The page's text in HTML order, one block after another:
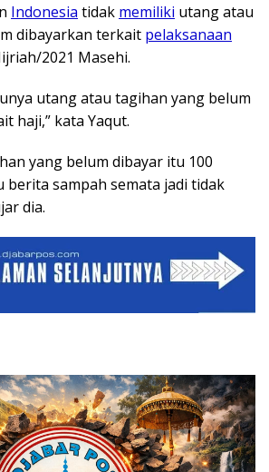
Indonesia tidak memiliki utang atau
dibayarkan terkait pelaksanaan
2021 Masehi.
utang atau tagihan yang belum
haji,” kata Yaqut.
yang belum dibayar itu 100
berita sampah semata jadi tidak
dia.